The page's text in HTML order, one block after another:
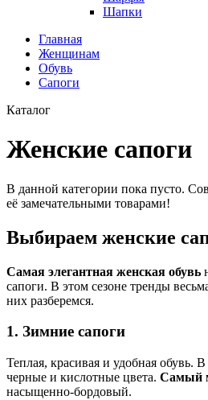
Шапки
Главная
Женщинам
Обувь
Сапоги
Каталог
Женские сапоги
В данной категории пока пусто.
её замечательными товарами!
Выбираем женские
Самая элегантная женская обувь
сапоги. В этом сезоне тренды
них разберемся.
1. Зимние сапоги
Теплая, красивая и удобная обувь.
черные и кислотные цвета. Самый
насыщенно-бордовый.